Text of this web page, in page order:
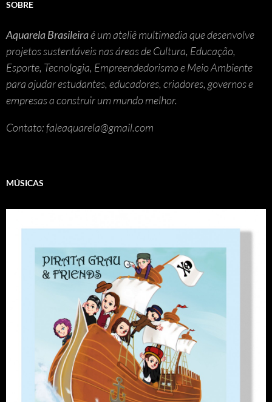
SOBRE
Aquarela Brasileiraé um ateliê multimedia que desenvolve
projetos sustentáveis nas áreas de Cultura, Educação,
Esporte, Tecnologia, Empreendedorismo e Meio Ambiente
para ajudar estudantes, educadores, criadores, governos e
empresas a construir um mundo melhor.
Contato: faleaquarela@gmail.com
MÚSICAS